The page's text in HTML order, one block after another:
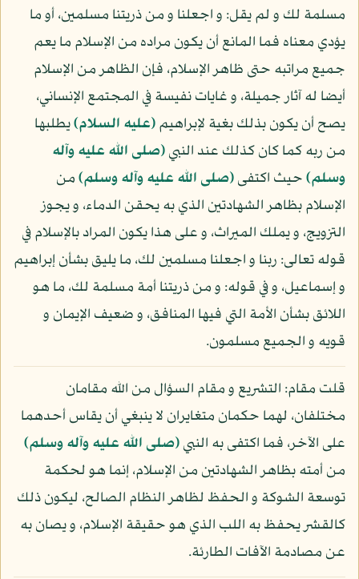
مسلمة لك و لم يقل: و اجعلنا و من ذريتنا مسلمين، أو ما
يؤدي معناه فما المانع أن يكون مراده من الإسلام ما يعم
جميع مراتبه حتى ظاهر الإسلام، فإن الظاهر من الإسلام
أيضا له آثار جميلة، و غايات نفيسة في المجتمع الإنساني،
يصح أن يكون بذلك بغية لإبراهيم(عليه السلام)يطلبها
من ربه كما كان كذلك عند النبي(صلى الله عليه وآله
وسلم)حيث اكتفى(صلى الله عليه وآله وسلم)من
الإسلام بظاهر الشهادتين الذي به يحقن الدماء، و يجوز
التزويج، و يملك الميراث، و على هذا يكون المراد بالإسلام في
قوله تعالى: ربنا و اجعلنا مسلمين لك، ما يليق بشأن إبراهيم
و إسماعيل، و في قوله: و من ذريتنا أمة مسلمة لك، ما هو
اللائق بشأن الأمة التي فيها المنافق، و ضعيف الإيمان و
قويه و الجميع مسلمون.
قلت مقام: التشريع و مقام السؤال من الله مقامان
مختلفان، لهما حكمان متغايران لا ينبغي أن يقاس أحدهما
على الآخر، فما اكتفى به النبي(صلى الله عليه وآله وسلم)
من أمته بظاهر الشهادتين من الإسلام، إنما هو لحكمة
توسعة الشوكة و الحفظ لظاهر النظام الصالح، ليكون ذلك
كالقشر يحفظ به اللب الذي هو حقيقة الإسلام، و يصان به
عن مصادمة الآفات الطارئة.